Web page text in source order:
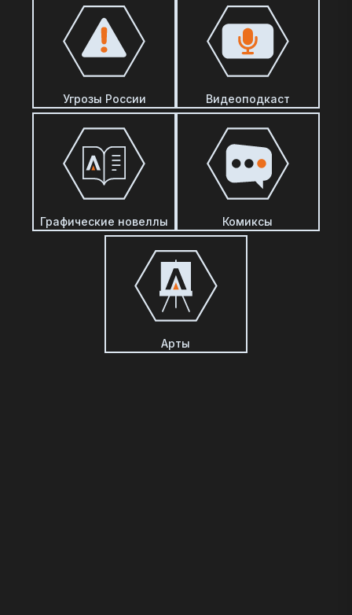
Угрозы России Видеоподкаст
Графические новеллы Комиксы
Арты